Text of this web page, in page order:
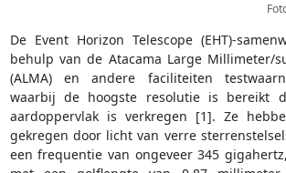
De Event Horizon Telescope (EHT)-
behulp van de Atacama Large Millimeter/
(ALMA) en andere faciliteiten
waarbij de hoogste resolutie is bereikt
aardoppervlak is verkregen [1]. Ze
gekregen door licht van verre
een frequentie van ongeveer 345